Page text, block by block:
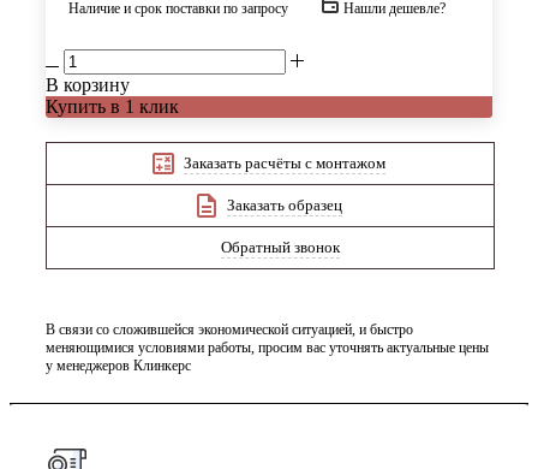
Наличие и срок поставки по запросу Нашли дешевле?
В корзину
Купить в 1 клик
Заказать расчёты с монтажом
Заказать образец
Обратный звонок
В связи со сложившейся экономической ситуацией, и быстро
меняющимися условиями работы, просим вас уточнять актуальные цены
у менеджеров Клинкерс